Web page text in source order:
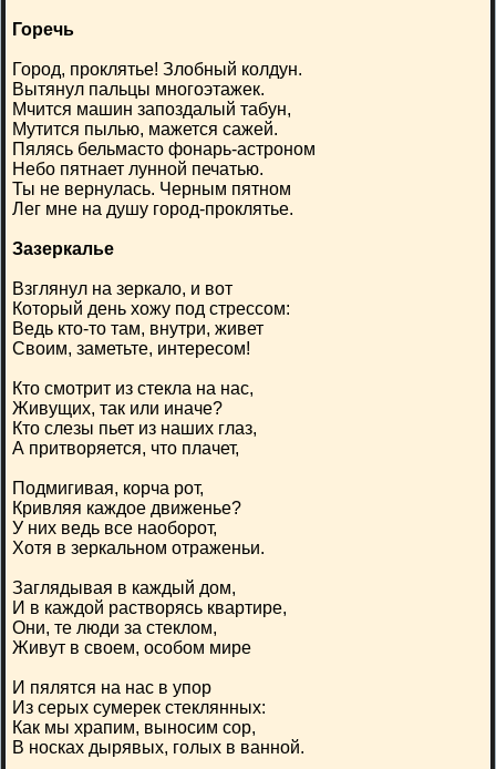
Горечь
Город, проклятье! Злобный колдун.
Вытянул пальцы многоэтажек.
Мчится машин запоздалый табун,
Мутится пылью, мажется сажей.
Пялясь бельмасто фонарь-астроном
Небо пятнает лунной печатью.
Ты не вернулась. Черным пятном
Лег мне на душу город-проклятье.
Зазеркалье
Взглянул на зеркало, и вот
Который день хожу под стрессом:
Ведь кто-то там, внутри, живет
Своим, заметьте, интересом!
Кто смотрит из стекла на нас,
Живущих, так или иначе?
Кто слезы пьет из наших глаз,
А притворяется, что плачет,
Подмигивая, корча рот,
Кривляя каждое движенье?
У них ведь все наоборот,
Хотя в зеркальном отраженьи.
Заглядывая в каждый дом,
И в каждой растворясь квартире,
Они, те люди за стеклом,
Живут в своем, особом мире
И пялятся на нас в упор
Из серых сумерек стеклянных:
Как мы храпим, выносим сор,
В носках дырявых, голых в ванной.